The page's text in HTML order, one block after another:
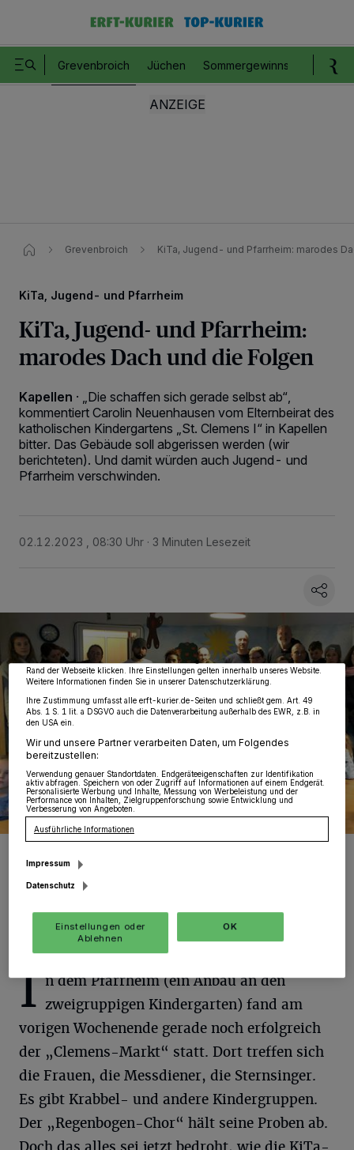
Grevenbroich Jüchen Sommergewinnspiel
Grevenbroich KiTa, Jugend- und Pfarrheim: marodes
KiTa, Jugend- und Pfarrheim
KiTa, Jugend- und Pfarrheim:
marodes Dach und die Folgen
Kapellen · „Die schaffen sich gerade selbst ab“,
kommentiert Carolin Neuenhausen vom Elternbeirat des
katholischen Kindergartens „St. Clemens I“ in Kapellen
bitter. Das Gebäude soll abgerissen werden (wir
berichteten). Und damit würden auch Jugend- und
Pfarrheim verschwinden.
02.12.2023 , 08:30 Uhr 3 Minuten Lesezeit
laufenden Kindergarten, der auch keine Personalprobleme kennt?
I n dem Pfarrheim (ein Anbau an den
zweigruppigen Kindergarten) fand am
vorigen Wochenende gerade noch erfolgreich
der „Clemens-Markt“ statt. Dort treffen sich
die Frauen, die Messdiener, die Sternsinger.
Es gibt Krabbel- und andere Kindergruppen.
Der „Regenbogen-Chor“ hält seine Proben ab.
-Partner speichern und greifen auf personenbezogene Daten
wie Browserdaten oder eindeutige Kennungen auf Ihrem Gerät zu. Durch Auswahl
Partner verarbeiten Daten, um Ihnen Dienste bereitzustellen“ aufgeführten
Zwecke. Wenn Tracker deaktiviert sind, sind manche Inhalte und Anzeigen
möglicherweise nicht mehr so relevant für Sie. Sie können dieses Menü jederzeit
wieder aufrufen, um Ihre Einstellungen zu ändern oder Ihre Einwilligung zu
widerrufen, indem Sie auf den Link Einstellungen oder Ablehnen am unteren
Rand der Webseite klicken. Ihre Einstellungen gelten innerhalb unseres Website.
Weitere Informationen finden Sie in unserer Datenschutzerklärung.
Ihre Zustimmung umfasst alle erft-kurier.de-Seiten und schließt gem. Art. 49
Abs. 1 S. 1 lit. a DSGVO auch die Datenverarbeitung außerhalb des EWR, z.B. in
den USA ein.
Wir und unsere Partner verarbeiten Daten, um Folgendes
bereitzustellen:
Verwendung genauer Standortdaten. Endgeräteeigenschaften zur Identifikation
aktiv abfragen. Speichern von oder Zugriff auf Informationen auf einem Endgerät.
Personalisierte Werbung und Inhalte, Messung von Werbeleistung und der
Performance von Inhalten, Zielgruppenforschung sowie Entwicklung und
Verbesserung von Angeboten.
Ausführliche Informationen
Impressum
Datenschutz
Einstellungen oder
Ablehnen
OK